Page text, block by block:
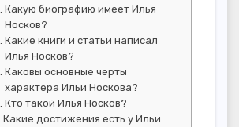
Какую биографию имеет Илья
Носков?
Какие книги и статьи написал
Илья Носков?
Каковы основные черты
характера Ильи Носкова?
Кто такой Илья Носков?
Какие достижения есть у Ильи